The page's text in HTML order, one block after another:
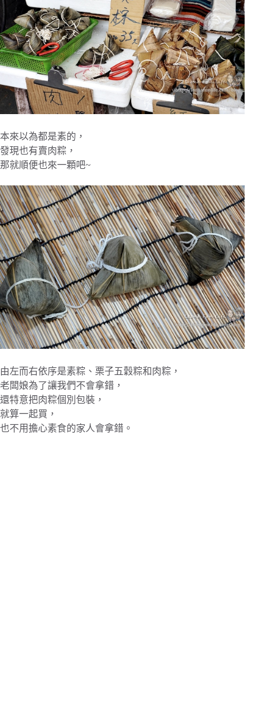
本來以為都是素的，
發現也有賣肉粽，
那就順便也來一顆吧~
由左而右依序是素粽、栗子五穀粽和肉粽，
老闆娘為了讓我們不會拿錯，
還特意把肉粽個別包裝，
就算一起買，
也不用擔心素食的家人會拿錯。